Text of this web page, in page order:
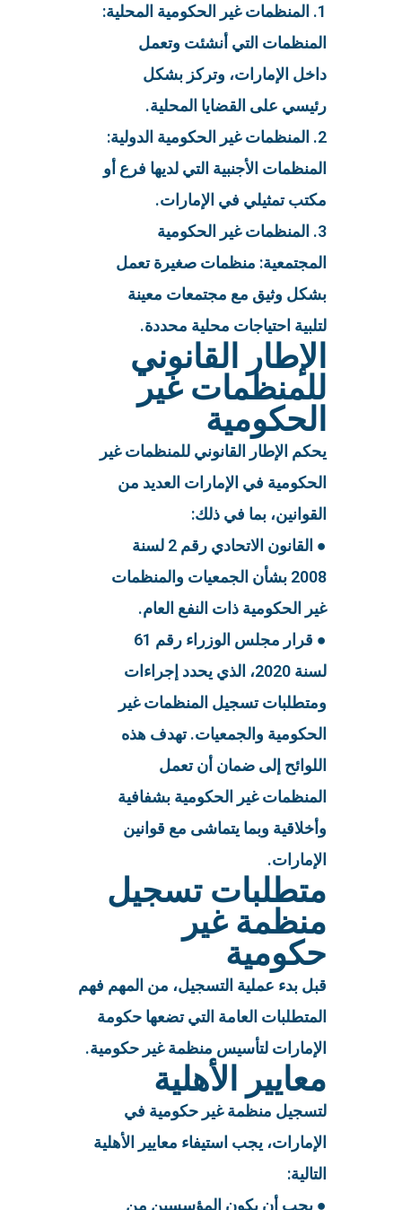
1. المنظمات غير الحكومية المحلية:
المنظمات التي أنشئت وتعمل
داخل الإمارات، وتركز بشكل
رئيسي على القضايا المحلية.
2. المنظمات غير الحكومية الدولية:
المنظمات الأجنبية التي لديها فرع أو
مكتب تمثيلي في الإمارات.
3. المنظمات غير الحكومية
المجتمعية: منظمات صغيرة تعمل
بشكل وثيق مع مجتمعات معينة
لتلبية احتياجات محلية محددة.
الإطار القانوني
للمنظمات غير
الحكومية
يحكم الإطار القانوني للمنظمات غير
الحكومية في الإمارات العديد من
القوانين، بما في ذلك:
● القانون الاتحادي رقم 2 لسنة
2008 بشأن الجمعيات والمنظمات
غير الحكومية ذات النفع العام.
● قرار مجلس الوزراء رقم 61
لسنة 2020، الذي يحدد إجراءات
ومتطلبات تسجيل المنظمات غير
الحكومية والجمعيات. تهدف هذه
اللوائح إلى ضمان أن تعمل
المنظمات غير الحكومية بشفافية
وأخلاقية وبما يتماشى مع قوانين
الإمارات.
متطلبات تسجيل
منظمة غير
حكومية
قبل بدء عملية التسجيل، من المهم فهم
المتطلبات العامة التي تضعها حكومة
الإمارات لتأسيس منظمة غير حكومية.
معايير الأهلية
لتسجيل منظمة غير حكومية في
الإمارات، يجب استيفاء معايير الأهلية
التالية:
● يجب أن يكون المؤسسين من